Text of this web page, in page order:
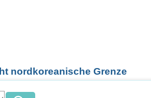
nordkoreanische Grenze